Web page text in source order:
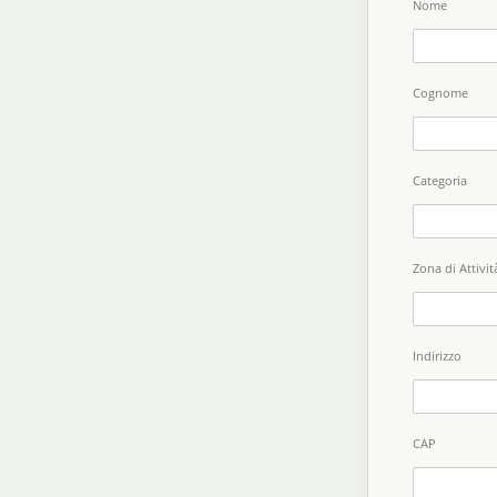
Nome
Cognome
Categoria
Zona di
Indirizzo
CAP